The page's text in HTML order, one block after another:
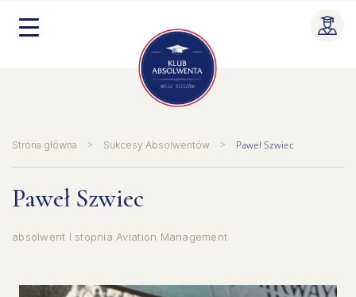
Strona główna > Sukcesy Absolwentów > Paweł Szwiec
Paweł Szwiec
absolwent I stopnia Aviation Management